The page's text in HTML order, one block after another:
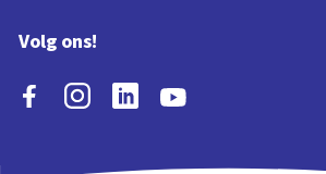
Volg ons!